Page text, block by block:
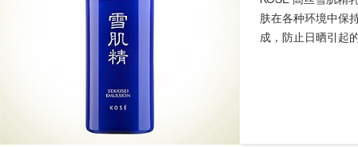
肤在各种环境中保
成，防止日晒引起